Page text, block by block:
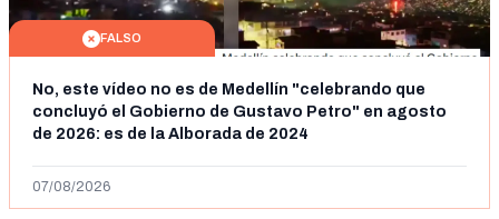
FALSO
No, este vídeo no es de Medellín "celebrando que
concluyó el Gobierno de Gustavo Petro" en agosto
de 2026: es de la Alborada de 2024
07/08/2026